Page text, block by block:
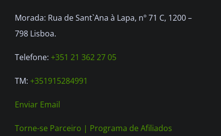
chosen
on
the
page
Morada: Rua de Sant`Ana à Lapa, nº 71 C, 1200 –
798 Lisboa.
Telefone: +351 21 362 27 05
TM: +351915284991
Enviar Email
Torne-se Parceiro | Programa de Afiliados